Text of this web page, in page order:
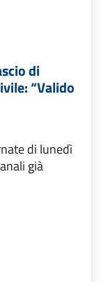
di
“Valido
di lunedì
già